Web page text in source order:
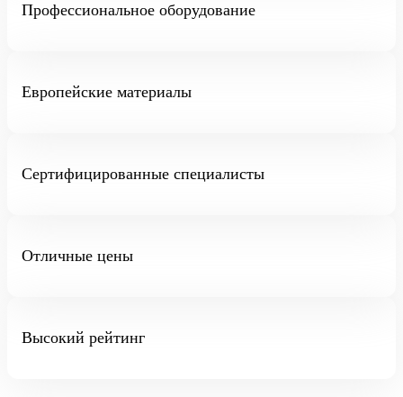
Профессиональное оборудование
Европейские материалы
Сертифицированные специалисты
Отличные цены
Высокий рейтинг